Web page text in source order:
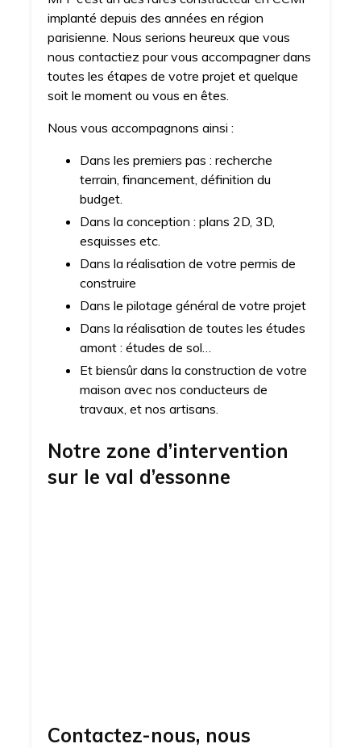
implanté depuis des années en région
parisienne. Nous serions heureux que vous
nous contactiez pour vous accompagner dans
toutes les étapes de votre projet et quelque
soit le moment ou vous en êtes.
Nous vous accompagnons ainsi :
Dans les premiers pas : recherche
terrain, financement, définition du
budget.
Dans la conception : plans 2D, 3D,
esquisses etc.
Dans la réalisation de votre permis de
construire
Dans le pilotage général de votre projet
Dans la réalisation de toutes les études
amont : études de sol…
Et biensûr dans la construction de votre
maison avec nos conducteurs de
travaux, et nos artisans.
Notre zone d’intervention
sur le val d’essonne
Contactez-nous, nous